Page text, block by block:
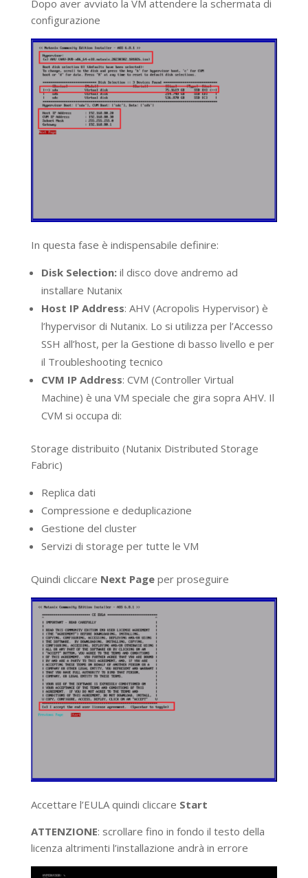
Dopo aver avviato la VM attendere la schermata di
configurazione
In questa fase è indispensabile definire:
Disk Selection:il disco dove andremo ad
installare Nutanix
Host IP Address: AHV (Acropolis Hypervisor) è
l’hypervisor di Nutanix. Lo si utilizza per l’Accesso
SSH all’host, per la Gestione di basso livello e per
il Troubleshooting tecnico
CVM IP Address: CVM (Controller Virtual
Machine) è una VM speciale che gira sopra AHV. Il
CVM si occupa di:
Storage distribuito (Nutanix Distributed Storage
Fabric)
Replica dati
Compressione e deduplicazione
Gestione del cluster
Servizi di storage per tutte le VM
Quindi cliccare Next Pageper proseguire
Accettare l’EULA quindi cliccare Start
ATTENZIONE: scrollare fino in fondo il testo della
licenza altrimenti l’installazione andrà in errore